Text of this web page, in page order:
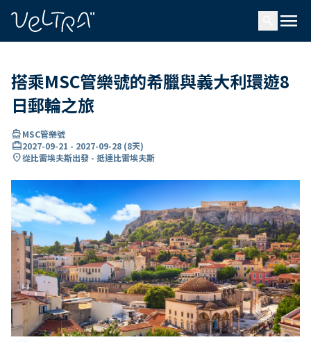
menu
搭乘MSC管樂號的希臘與義大利環遊8
日郵輪之旅
directions_boatMSC管樂號
card_travel2027-09-21 - 2027-09-28 (8天)
location_on從比雷埃夫斯出發 - 抵達比雷埃夫斯